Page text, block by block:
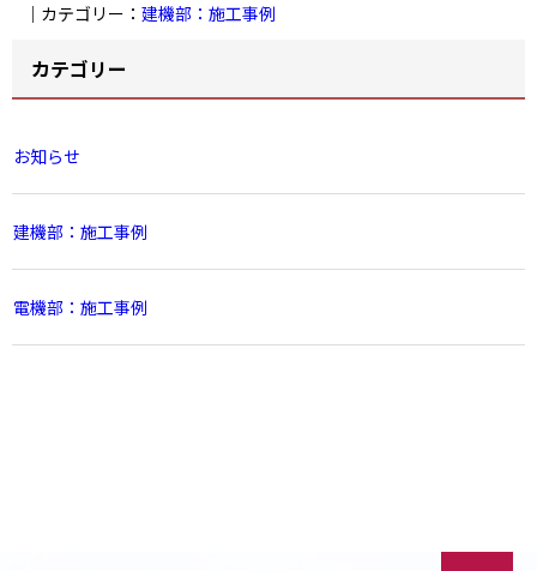
｜カテゴリー： 建機部：施工事例
カテゴリー
お知らせ
建機部：施工事例
電機部：施工事例